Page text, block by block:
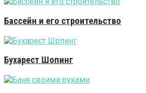
Бассейн и его строительство
Бухарест Шопинг